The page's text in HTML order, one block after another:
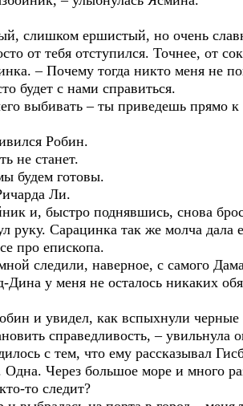
слишком ершистый, но очень
от тебя отступился. Точнее, от
– Почему тогда никто меня не
будет с нами справиться.
выбивать – ты приведешь прямо
Робин.
не станет.
будем готовы.
Ли.
и, быстро поднявшись, снова
Сарацинка так же молча дала
про епископа.
следили, наверное, с самого
у меня не осталось никаких
и увидел, как вспыхнули черные
справедливость, – увильнула
с тем, что ему рассказывал
Одна. Через большое море и много
то следит?